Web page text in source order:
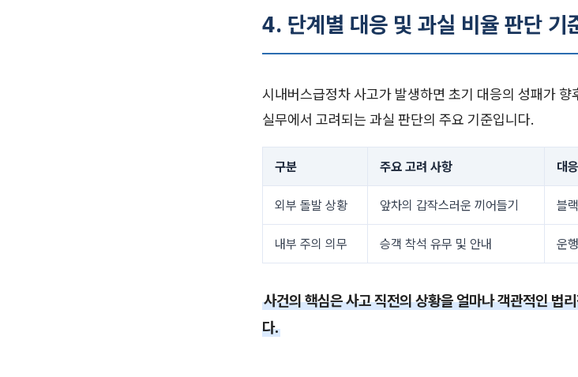
4. 단계별 대응 및 과실 비율 판단 기
시내버스급정차 사고가 발생하면 초기 대응의 성패가
실무에서 고려되는 과실 판단의 주요 기준입니다.
구분 주요 고려 사항 대
외부 돌발 상황 앞차의 갑작스러운 끼어들기 블
내부 주의 의무 승객 착석 유무 및 안내 운
사건의 핵심은 사고 직전의 상황을 얼마나 객관적인 법
다.